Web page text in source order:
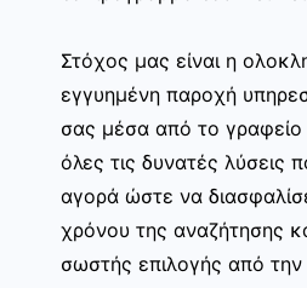
Στόχος μας είναι η
εγγυημένη παροχή
σας μέσα από το
όλες τις δυνατές λύσεις
αγορά ώστε να
χρόνου της αναζήτησης
σωστής επιλογής από